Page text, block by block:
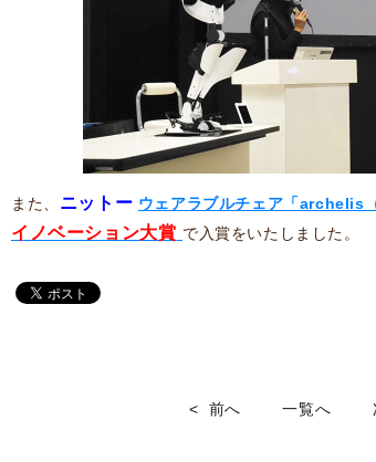
また、 ニットー ウェアラブルチェア「archelis
イノベーション大賞 で入賞をいたしました。
< 前へ 一覧へ